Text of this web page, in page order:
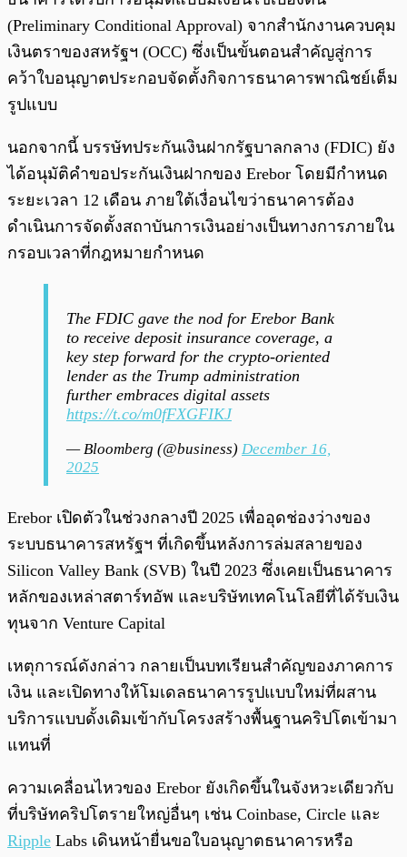
(Preliminary Conditional Approval) จากสำนักงานควบคุม
เงินตราของสหรัฐฯ (OCC) ซึ่งเป็นขั้นตอนสำคัญสู่การ
คว้าใบอนุญาตประกอบจัดตั้งกิจการธนาคารพาณิชย์เต็ม
รูปแบบ
นอกจากนี้ บรรษัทประกันเงินฝากรัฐบาลกลาง (FDIC) ยัง
ได้อนุมัติคำขอประกันเงินฝากของ Erebor โดยมีกำหนด
ระยะเวลา 12 เดือน ภายใต้เงื่อนไขว่าธนาคารต้อง
ดำเนินการจัดตั้งสถาบันการเงินอย่างเป็นทางการภายใน
กรอบเวลาที่กฎหมายกำหนด
The FDIC gave the nod for Erebor Bank
to receive deposit insurance coverage, a
key step forward for the crypto-oriented
lender as the Trump administration
further embraces digital assets
https://t.co/m0fFXGFIKJ
— Bloomberg (@business) December 16,
2025
Erebor เปิดตัวในช่วงกลางปี 2025 เพื่ออุดช่องว่างของ
ระบบธนาคารสหรัฐฯ ที่เกิดขึ้นหลังการล่มสลายของ
Silicon Valley Bank (SVB) ในปี 2023 ซึ่งเคยเป็นธนาคาร
หลักของเหล่าสตาร์ทอัพ และบริษัทเทคโนโลยีที่ได้รับเงิน
ทุนจาก Venture Capital
เหตุการณ์ดังกล่าว กลายเป็นบทเรียนสำคัญของภาคการ
เงิน และเปิดทางให้โมเดลธนาคารรูปแบบใหม่ที่ผสาน
บริการแบบดั้งเดิมเข้ากับโครงสร้างพื้นฐานคริปโตเข้ามา
แทนที่
ความเคลื่อนไหวของ Erebor ยังเกิดขึ้นในจังหวะเดียวกับ
ที่บริษัทคริปโตรายใหญ่อื่นๆ เช่น Coinbase, Circle และ
Ripple Labs เดินหน้ายื่นขอใบอนุญาตธนาคารหรือ